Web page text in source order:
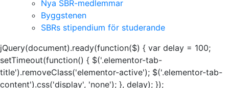
Nya SBR-medlemmar
Byggstenen
SBRs stipendium för studerande
jQuery(document).ready(function($) { var delay = 100;
setTimeout(function() { $('.elementor-tab-
title').removeClass('elementor-active'); $('.elementor-tab-
content').css('display', 'none'); }, delay); });